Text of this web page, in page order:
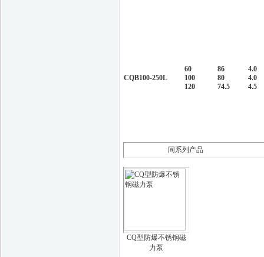
CQB100-250L
60
100
120
86
80
74.5
4.0
4.0
4.5
同系列产品
CQ型防爆不锈钢磁
力泵